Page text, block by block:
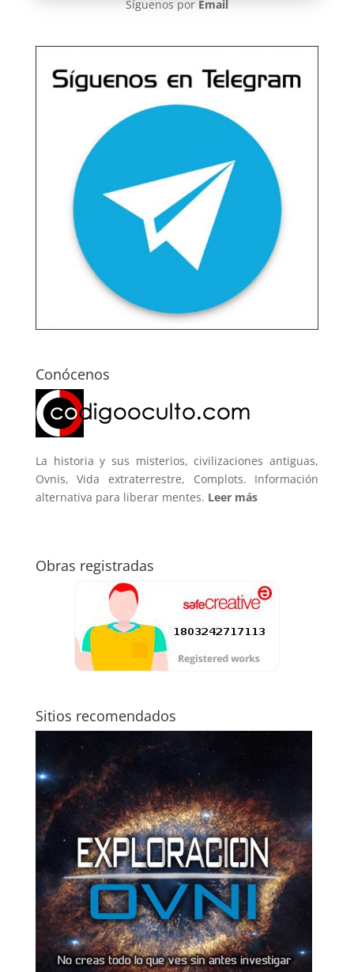
Síguenos por Email
Conócenos
La historia y sus misterios, civilizaciones antiguas,
Ovnis, Vida extraterrestre, Complots. Información
alternativa para liberar mentes. Leer más
Obras registradas
Sitios recomendados